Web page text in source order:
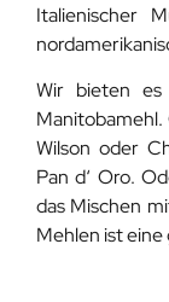
Italienischer
Wir bieten es
Wilson oder
Pan d‘ Oro.
das Mischen
Mehlen ist eine